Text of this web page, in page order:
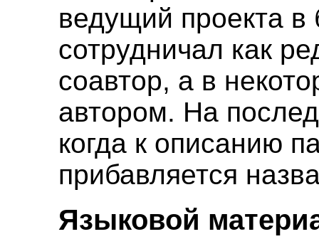
ведущий проекта в
сотрудничал как
соавтор, а в
автором. На
когда к описанию
прибавляется
Языковой